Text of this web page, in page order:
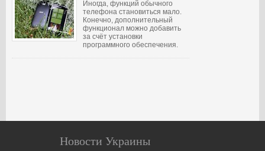
Иногда, функций обычного
телефона становиться мало.
Конечно, дополнительный
функционал можно добавить
за счёт установки
программного обеспечения.
Новости Украины